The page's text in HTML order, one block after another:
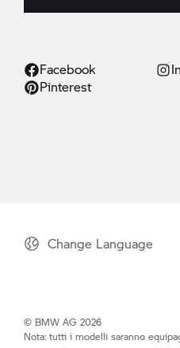
Facebook
Pinterest
Change Language
© BMW AG 2026
Nota: tutti i modelli saranno